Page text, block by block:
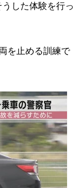
した体験を行っ
を止める訓練で